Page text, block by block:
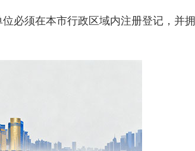
须在本市行政区域内注册登记，并